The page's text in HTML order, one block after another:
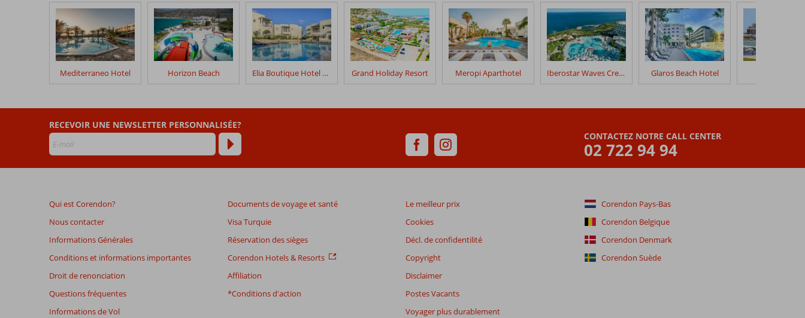
nos
clients
après
leur
séjour
Arminda
avis
datant
de
mois
ne
plus
affichés
de
garantir
Mediterraneo Hotel Horizon Beach Elia Boutique Hotel by S Resorts Grand Holiday Resort Meropi Aparthotel Iberostar Waves Creta Panorama & Mare Glaros Beach Hotel
CONTACTEZ NOTRE CALL CENTER
02 722 94 94
RECEVOIR UNE NEWSLETTER PERSONNALISÉE?
Qui est Corendon?
Nous contacter
Informations Générales
Conditions et informations importantes
Droit de renonciation
Questions fréquentes
Informations de Vol
Documents de voyage et santé
Visa Turquie
Réservation des sièges
Corendon Hotels & Resorts
Affiliation
*Conditions d'action
Le meilleur prix
Cookies
Décl. de confidentilité
Copyright
Disclaimer
Postes Vacants
Voyager plus durablement
Corendon Pays-Bas
Corendon Belgique
Corendon Denmark
Corendon Suède